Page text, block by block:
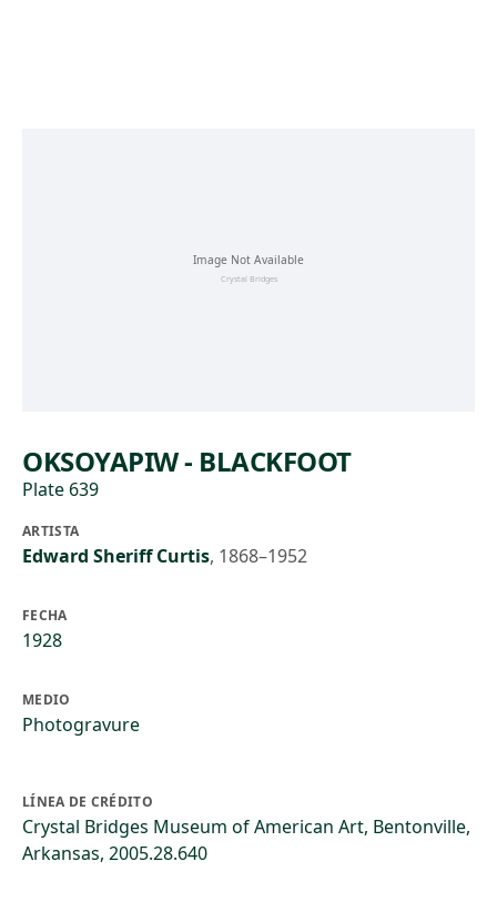
OKSOYAPIW - BLACKFOOT
Plate 639
ARTISTA
Edward Sheriff Curtis, 1868–1952
FECHA
1928
MEDIO
Photogravure
LÍNEA DE CRÉDITO
Crystal Bridges Museum of American Art, Bentonville,
Arkansas, 2005.28.640